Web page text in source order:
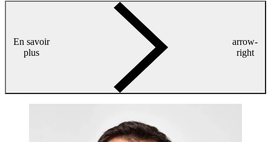
En savoir
plus
arrow-
right